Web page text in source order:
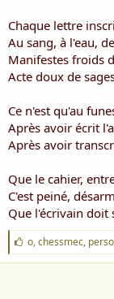
u
s
s
i
Chaque lettre
Au sang, à l'eau,
Manifestes froids
Acte doux de
Ce n'est qu'au
Après avoir écrit
Après avoir
Que le cahier,
C'est peiné,
Que l'écrivain doit
J
'
a
o,chessmec,